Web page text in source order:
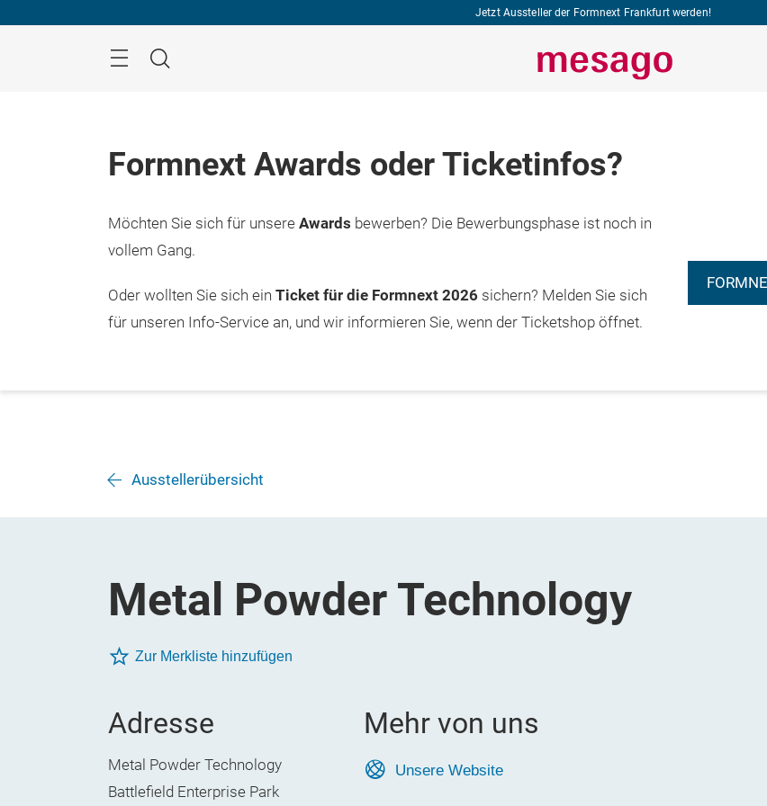
Jetzt Aussteller der Formnext Frankfurt werden!
Suche
Formnext Awards oder Ticketinfos?
Möchten Sie sich für unsere Awards bewerben? Die Bewerbungsphase ist noch in
vollem Gang.
Oder wollten Sie sich ein Ticket für die Formnext 2026 sichern? Melden Sie sich
für unseren Info-Service an, und wir informieren Sie, wenn der Ticketshop öffnet.
Ausstellerübersicht
Metal Powder Technology
Zur Merkliste hinzufügen
Adresse
Metal Powder Technology
Battlefield Enterprise Park
Mehr von uns
Unsere Website